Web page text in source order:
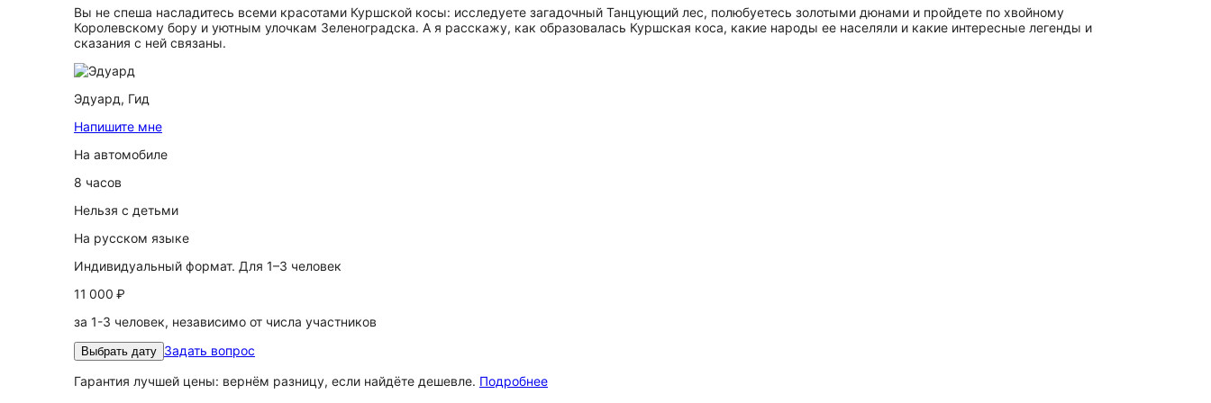
Вы не спеша насладитесь всеми красотами Куршской косы: исследуете загадочный Танцующий лес, полюбуетесь золотыми дюнами и пройдете по хвойному
Королевскому бору и уютным улочкам Зеленоградска. А я расскажу, как образовалась Куршская коса, какие народы ее населяли и какие интересные легенды и
сказания с ней связаны.
Эдуард, Гид
Напишите мне
На автомобиле
8 часов
Нельзя с детьми
На русском языке
Индивидуальный формат. Для 1–3 человек
11 000 ₽
за 1-3 человек, независимо от числа участников
Выбрать дату Задать вопрос
Гарантия лучшей цены: вернём разницу, если найдёте дешевле. Подробнее